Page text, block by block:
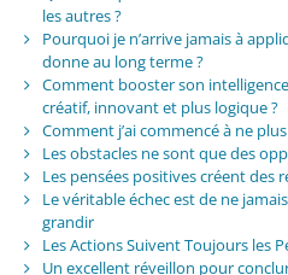
les autres ?
Pourquoi je n’arrive jamais à
donne au long terme ?
Comment booster son
créatif, innovant et plus logique ?
Comment j’ai commencé à ne
Les obstacles ne sont que des
Les pensées positives créent des
Le véritable échec est de ne
grandir
Les Actions Suivent Toujours les
Un excellent réveillon pour